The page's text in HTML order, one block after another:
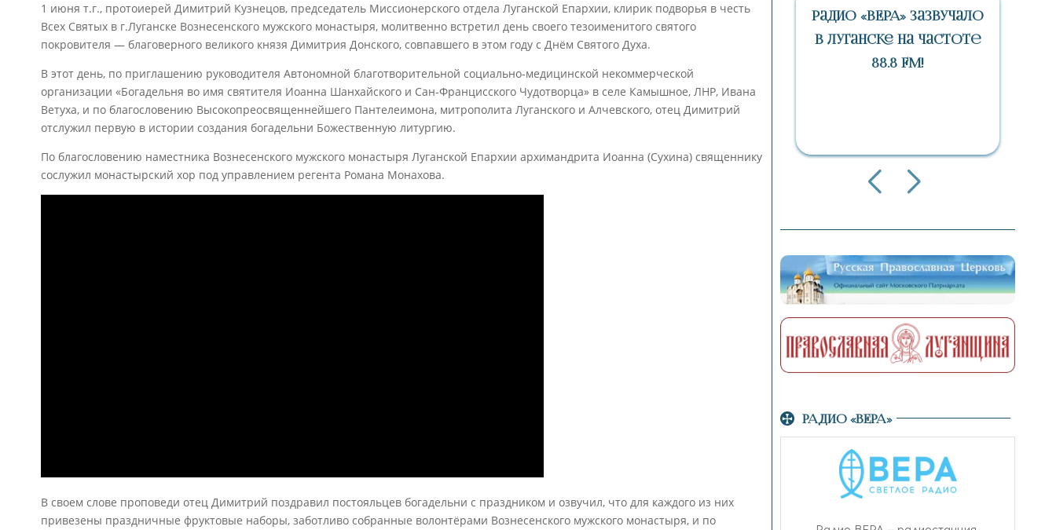
1 июня т.г., протоиерей Димитрий Кузнецов, председатель Миссионерского отдела Луганской Епархии, клирик подворья в честь
Всех Святых в г.Луганске Вознесенского мужского монастыря, молитвенно встретил день своего тезоименитого святого
покровителя — благоверного великого князя Димитрия Донского, совпавшего в этом году с Днём Святого Духа.
В этот день, по приглашению руководителя Автономной благотворительной социально-медицинской некоммерческой
организации «Богадельня во имя святителя Иоанна Шанхайского и Сан-Францисского Чудотворца» в селе Камышное, ЛНР, Ивана
Ветуха, и по благословению Высокопреосвященнейшего Пантелеимона, митрополита Луганского и Алчевского, отец Димитрий
отслужил первую в истории создания богадельни Божественную литургию.
По благословению наместника Вознесенского мужского монастыря Луганской Епархии архимандрита Иоанна (Сухина) священнику
сослужил монастырский хор под управлением регента Романа Монахова.
В своем слове проповеди отец Димитрий поздравил постояльцев богадельни с праздником и озвучил, что для каждого из них
привезены праздничные фруктовые наборы, заботливо собранные волонтёрами Вознесенского мужского монастыря, и по
Расписание
Паломнических
Еженедельные
Молебны С
Луганского Образа
Божией Матери
«СПАС» – Православный
Телеканал В Каждом
Радио «ВЕРА» Зазвучало
В Луганске На Частоте
88.8 FM!
РАДИО «ВЕРА»